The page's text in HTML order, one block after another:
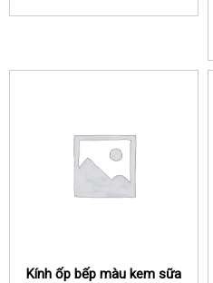
Kính ốp bếp màu kem sữa